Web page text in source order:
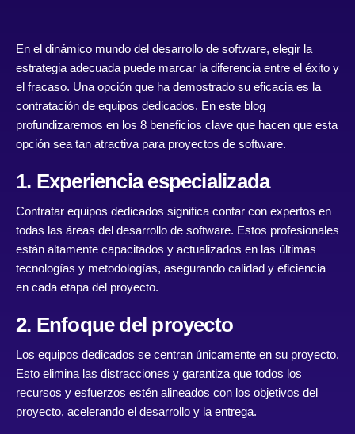
En el dinámico mundo del desarrollo de software, elegir la
estrategia adecuada puede marcar la diferencia entre el éxito y
el fracaso. Una opción que ha demostrado su eficacia es la
contratación de equipos dedicados. En este blog
profundizaremos en los 8 beneficios clave que hacen que esta
opción sea tan atractiva para proyectos de software.
1. Experiencia especializada
Contratar equipos dedicados significa contar con expertos en
todas las áreas del desarrollo de software. Estos profesionales
están altamente capacitados y actualizados en las últimas
tecnologías y metodologías, asegurando calidad y eficiencia
en cada etapa del proyecto.
2. Enfoque del proyecto
Los equipos dedicados se centran únicamente en su proyecto.
Esto elimina las distracciones y garantiza que todos los
recursos y esfuerzos estén alineados con los objetivos del
proyecto, acelerando el desarrollo y la entrega.